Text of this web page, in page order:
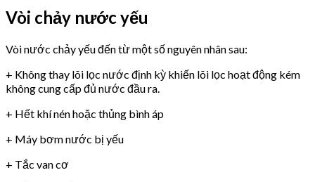
Vòi chảy nước yếu
Vòi nước chảy yếu đến từ một số nguyên nhân sau:
+ Không thay lõi lọc nước định kỳ khiến lõi lọc hoạt động kém
không cung cấp đủ nước đầu ra.
+ Hết khí nén hoặc thủng bình áp
+ Máy bơm nước bị yếu
+ Tắc van cơ